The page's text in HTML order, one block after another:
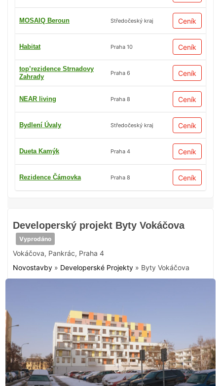
Developerský projekt Byty Vokáčova
Vyprodáno
Vokáčova, Pankrác, Praha 4
Novostavby » Developerské Projekty » Byty Vokáčova
MOSAIQ Beroun Středočeský kraj Ceník
Habitat Praha 10 Ceník
top’rezidence Strnadovy
Zahrady
Praha 6 Ceník
NEAR living Praha 8 Ceník
Bydlení Úvaly Středočeský kraj Ceník
Dueta Kamýk Praha 4 Ceník
Rezidence Čámovka Praha 8 Ceník